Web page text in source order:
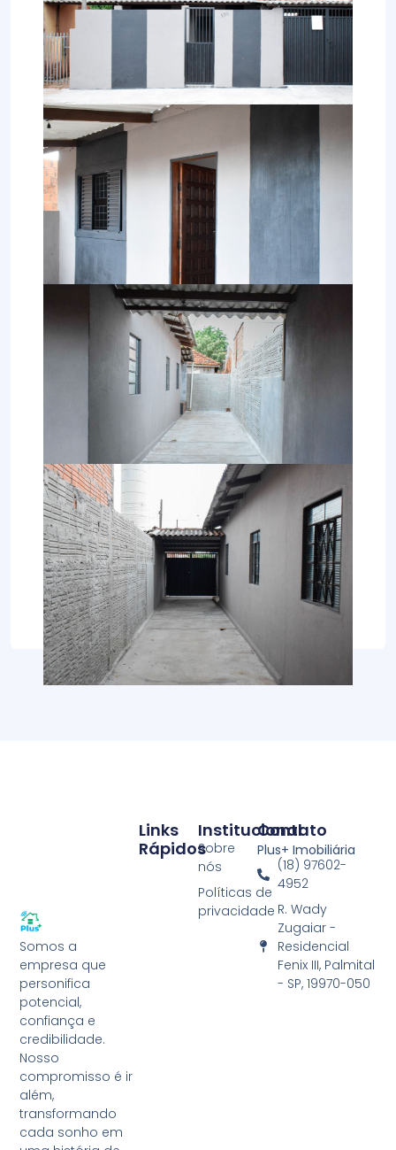
Somos a
empresa que
personifica
potencial,
confiança e
credibilidade.
Nosso
compromisso é ir
além,
transformando
cada sonho em
Institucional
Sobre
nós
Políticas de
privacidade
Links
Rápidos
Contato
Plus+ Imobiliária
(18) 97602-
4952
R. Wady
Zugaiar -
Residencial
Fenix III, Palmital
- SP, 19970-050